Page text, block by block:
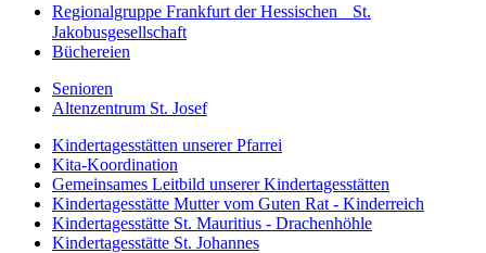
Regionalgruppe Frankfurt der Hessischen St.
Jakobusgesellschaft
Büchereien
Senioren
Altenzentrum St. Josef
Kindertagesstätten unserer Pfarrei
Kita-Koordination
Gemeinsames Leitbild unserer Kindertagesstätten
Kindertagesstätte Mutter vom Guten Rat - Kinderreich
Kindertagesstätte St. Mauritius - Drachenhöhle
Kindertagesstätte St. Johannes